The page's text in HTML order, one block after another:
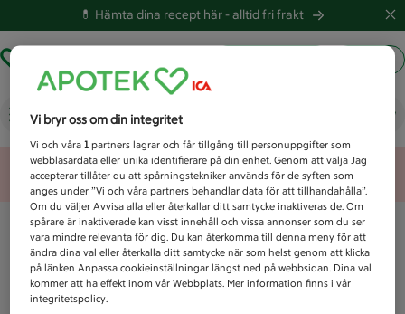
💊 Hämta dina recept här -alltid fri frakt
Vad letar du efter idag?
Unknown error
Vi bryr oss om din integritet
Vi och våra1 partners lagrar och får tillgång till personuppgifter som
webbläsardata eller unika identifierare på din enhet. Genom att välja Jag
accepterar tillåter du att spårningstekniker används för de syften som
anges under ”Vi och våra partners behandlar data för att tillhandahålla”.
Om du väljer Avvisa alla eller återkallar ditt samtycke inaktiveras de. Om
spårare är inaktiverade kan visst innehåll och vissa annonser som du ser
vara mindre relevanta för dig. Du kan återkomma till denna meny för att
ändra dina val eller återkalla ditt samtycke när som helst genom att klicka
på länken Anpassa cookieinställningar längst ned på webbsidan. Dina val
kommer att ha effekt inom vår Webbplats. Mer information finns i vår
integritetspolicy.